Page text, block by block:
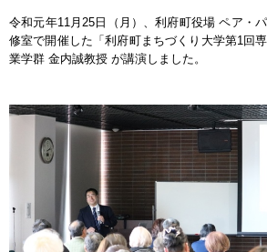
令和元年11月25日（月）、利府町役場 ペア・
修室で開催した「利府町まちづくり大学第1回
業学群 金内誠教授 が講演しました。